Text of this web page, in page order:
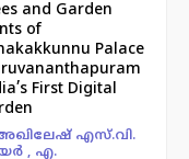
and Garden
of
Palace
First Digital
എസ്.വി.
, എ.